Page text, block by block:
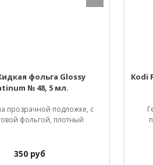
фольга Glossy
№ 48, 5 мл.
прозрачной подложке, с
фольгой, плотный
350руб
Kodi